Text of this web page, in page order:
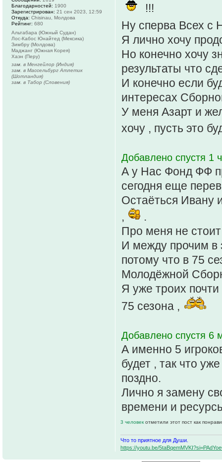
!!!
Ну сперва Всех с
Я лично хочу
Но конечно хочу
результаты что
И конечно если
интересах
У меня Азарт и
хочу , пусть это
Добавлено спустя 1
А у Нас Фонд ФФ
сегодня еще
Остаёться Ивану
,
.
Про меня не
И между прочим в
потому что в 75
Молодёжной
Я уже троих
75 сезона ,
Добавлено спустя 6
А именно 5
будет , так что
поздно.
Лично я замену
времени и
3 человек отметили этот пост как
Что то приятное для Души.
https://youtu.be/
Благодарностей: 1900
Зарегистрирован: 21 сен 2023, 12:59
Откуда: Chisinau, Молдова
Рейтинг: 680
Альтабара (Южный Судан)
Лос-Кабос Юнайтед (Мексика)
Зимбру (Молдова)
Маджанг (Южная Корея)
Хаэн (Перу)
зам. в Менгейлор (Индия)
зам. в Массельбург Атлетик
(Шотландия)
зам. в Табор (Словения)